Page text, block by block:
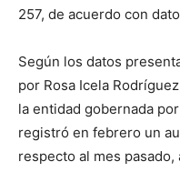
257, de acuerdo con
Según los datos
por Rosa Icela
la entidad gobernada
registró en febrero un
respecto al mes pasado,